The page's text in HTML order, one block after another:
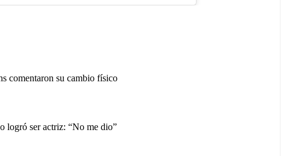
comentaron su cambio físico
logró ser actriz: “No me dio”